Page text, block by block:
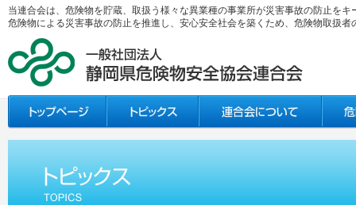
当連合会は、危険物を貯蔵、取扱う様々な異業種の事業所が災害事故の防止を
危険物による災害事故の防止を推進し、安心安全社会を築くため、危険物取扱